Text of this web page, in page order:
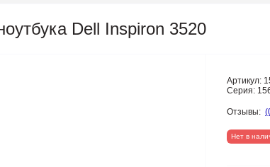
Dell Inspiron 3520
Артикул:
Серия:
Отзывы:
Нет в